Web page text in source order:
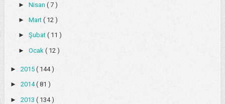
► Nisan ( 7 )
► Mart ( 12 )
► Şubat ( 11 )
► Ocak ( 12 )
► 2015 ( 144 )
► 2014( 81 )
► 2013 ( 134 )